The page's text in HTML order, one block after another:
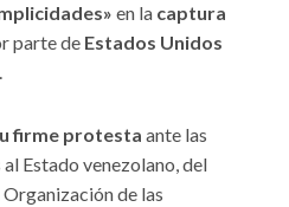
en la captura
parte de Estados Unidos
firme protesta ante las
Estado venezolano, del
de las